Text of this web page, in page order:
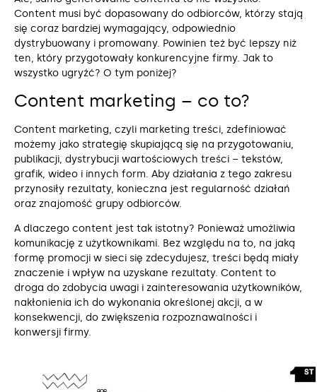
Content musi być dopasowany do odbiorców, którzy stają
się coraz bardziej wymagający, odpowiednio
dystrybuowany i promowany. Powinien też być lepszy niż
ten, który przygotowały konkurencyjne firmy. Jak to
wszystko ugryźć? O tym poniżej?
Content marketing – co to?
Content marketing, czyli marketing treści, zdefiniować
możemy jako strategię skupiającą się na przygotowaniu,
publikacji, dystrybucji wartościowych treści – tekstów,
grafik, wideo i innych form. Aby działania z tego zakresu
przynosiły rezultaty, konieczna jest regularność działań
oraz znajomość grupy odbiorców.
A dlaczego content jest tak istotny? Ponieważ umożliwia
komunikację z użytkownikami. Bez względu na to, na jaką
formę promocji w sieci się zdecydujesz, treści będą miały
znaczenie i wpływ na uzyskane rezultaty. Content to
droga do zdobycia uwagi i zainteresowania użytkowników,
nakłonienia ich do wykonania określonej akcji, a w
konsekwencji, do zwiększenia rozpoznawalności i
konwersji firmy.